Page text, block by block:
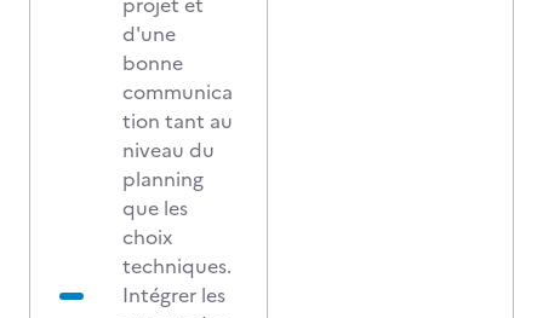
d'une
bonne
communica
tion tant au
niveau du
planning
que les
choix
techniques.
Intégrer les